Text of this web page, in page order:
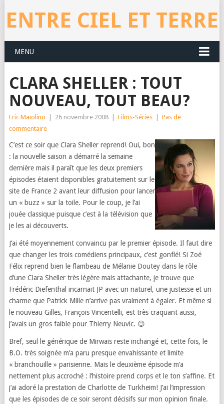
ENTRE CIEL ET TERRE
MENU
CLARA SHELLER : TOUT
NOUVEAU, TOUT BEAU?
Eric Maïolino 26 novembre 2008 Films-Séries
Pas de
commentaire
C’est ce soir que Clara Sheller reprend! Oui, bon
: la nouvelle saison a démarré la semaine
dernière mais il paraît que les deux premiers
épisodes étaient disponibles gratuitement sur le
site de France 2 avant leur diffusion pour lancer
un « buzz » sur la toile. Pour le coup, je l’ai
jouée classique puisque c’est à la télévision que
je les ai découverts.
J’ai été moyennement convaincu par le premier épisode. Il faut dire
que changer les trois comédiens principaux, c’est gonflé! Si Zoé
Félix reprend bien le flambeau de Mélanie Doutey dans le rôle
d’une Clara Sheller très légère mais attachante, je trouve que
Frédéric Diefenthal incarnait JP avec un naturel, une justesse et un
charme que Patrick Mille n’arrive pas vraiment à égaler. Et même si
le nouveau Gilles, François Vincentelli, est très craquant aussi,
j’avais un gros faible pour Thierry Neuvic. 😉
Bref, seul le générique de Mirwais reste inchangé et, cette fois, le
B.O. très soignée m’a paru presque envahissante et limite
« branchouille » parisienne. Mais le deuxième épisode m’a
nettement plus accroché : l’histoire prend corps et le ton s’affine. Et
j’ai adoré la prestation de Charlotte de Turkheim! J’ai l’impression
que les épisodes de ce soir seront décisifs sur mon opinion finale.